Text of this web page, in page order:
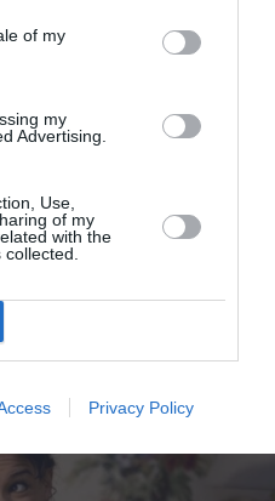
of my
my
Advertising.
Use,
of my
with the
Privacy Policy
της εποχής του
Τοξότη